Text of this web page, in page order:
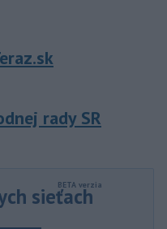
rady SR
sieťach